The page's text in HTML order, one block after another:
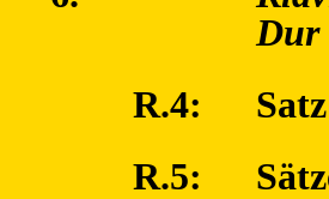
Dur
R.4:
R.5: